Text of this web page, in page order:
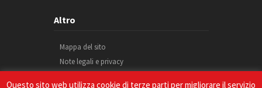
Altro
Mappa del sito
Note legali e privacy
Questo sito web utilizza cookie di terze parti per migliorare il servizio